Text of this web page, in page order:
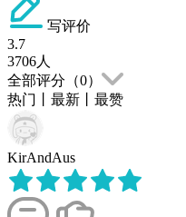
写评价
3.7
3706人
全部评分（0）
热门
最新 最赞
KirAndAus